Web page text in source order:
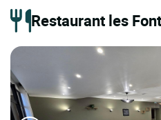
Restaurant les